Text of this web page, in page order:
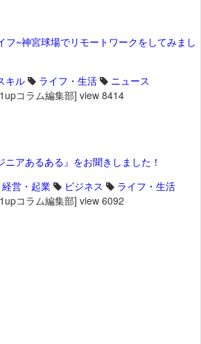
フ~神宮球場でリモートワークをしてみまし
キル ライフ・生活
ニュース
コラム編集部] view 8414
ニアあるある』をお聞きしました！
経営・起業 ビジネス
ライフ・生活
コラム編集部] view 6092